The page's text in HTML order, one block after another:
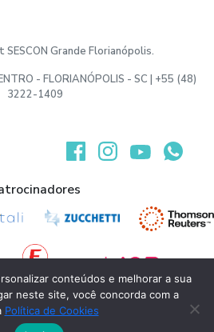
Grande Florianópolis.
- FLORIANÓPOLIS - SC | +55 (48)
3222-1409
por:
Apoio
conteúdos e melhorar a sua
neste site, você concorda com a
Política de Cookies